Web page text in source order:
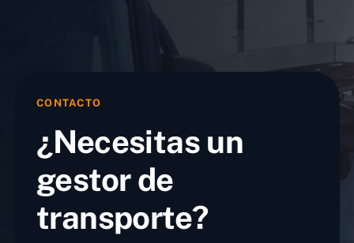
CONTACTO
¿Necesitas un
gestor de
transporte?